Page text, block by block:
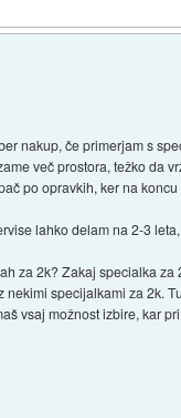
nakup, če primerjam s
več prostora, težko da
po opravkih, ker na
lahko delam na 2-3
za 2k? Zakaj specialka za
specijalkami za 2k.
vsaj možnost izbire, kar